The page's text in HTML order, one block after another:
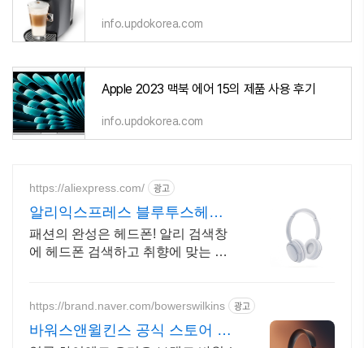
info.updokorea.com
Apple 2023 맥북 에어 15의 제품 사용 후기
info.updokorea.com
https://aliexpress.com/ 광고
알리익스프레스 블루투스헤드
셋 알리에서 찾는 헤드폰
패션의 완성은 헤드폰! 알리 검색창
에 헤드폰 검색하고 취향에 맞는 상
https://brand.naver.com/bowerswilkins 광고
바워스앤윌킨스 공식 스토어 하